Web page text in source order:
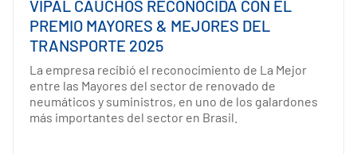
VIPAL CAUCHOS RECONOCIDA CON EL
PREMIO MAYORES & MEJORES DEL
TRANSPORTE 2025
La empresa recibió el reconocimiento de La Mejor
entre las Mayores del sector de renovado de
neumáticos y suministros, en uno de los galardones
más importantes del sector en Brasil.